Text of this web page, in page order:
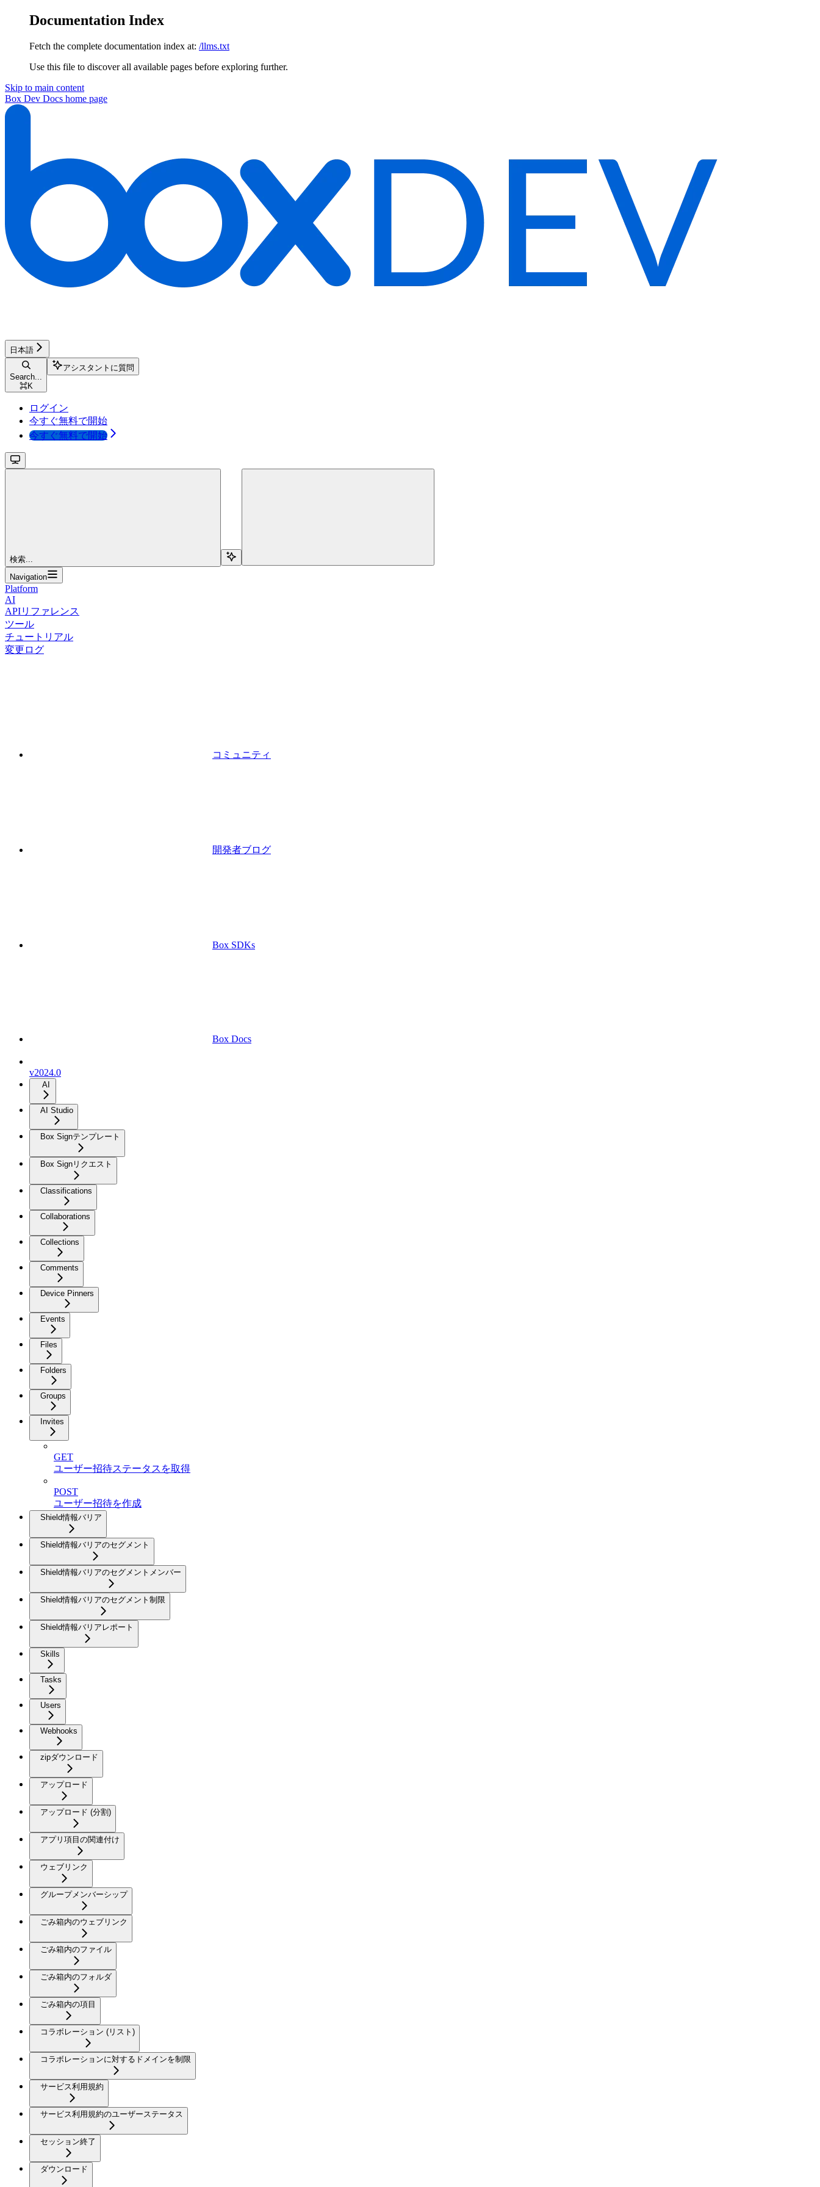
Documentation Index
Fetch the complete documentation index at: /llms.txt
Use this file to discover all available pages before exploring further.
Skip to main content
Box Dev Docs home page
日本語
Search...
⌘K
アシスタントに質問
ログイン
今すぐ無料で開始
今すぐ無料で開始
検索...
Navigation
Platform
AI
APIリファレンス
ツール
チュートリアル
変更ログ
コミュニティ
開発者ブログ
Box SDKs
Box Docs
v2024.0
AI
AI Studio
Box Signテンプレート
Box Signリクエスト
Classifications
Collaborations
Collections
Comments
Device Pinners
Events
Files
Folders
Groups
Invites
GET
ユーザー招待ステータスを取得
POST
ユーザー招待を作成
Shield情報バリア
Shield情報バリアのセグメント
Shield情報バリアのセグメントメンバー
Shield情報バリアのセグメント制限
Shield情報バリアレポート
Skills
Tasks
Users
Webhooks
zipダウンロード
アップロード
アップロード (分割)
アプリ項目の関連付け
ウェブリンク
グループメンバーシップ
ごみ箱内のウェブリンク
ごみ箱内のファイル
ごみ箱内のフォルダ
ごみ箱内の項目
コラボレーション (リスト)
コラボレーションに対するドメインを制限
サービス利用規約
サービス利用規約のユーザーステータス
セッション終了
ダウンロード